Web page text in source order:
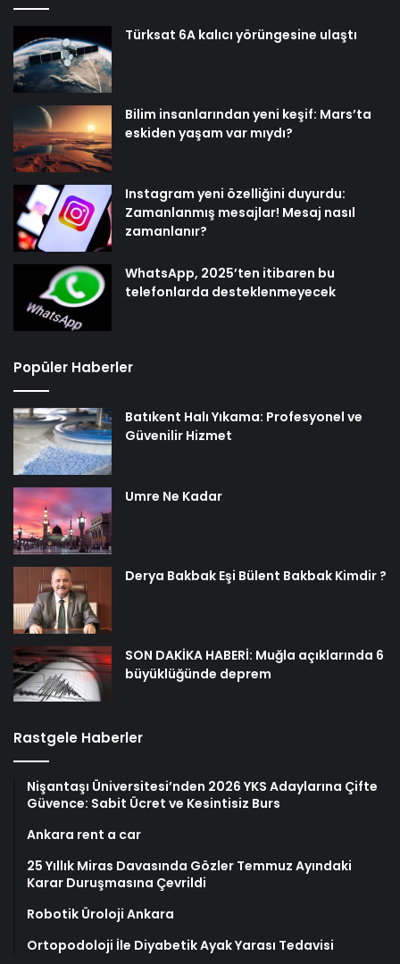
Türksat 6A kalıcı yörüngesine ulaştı
Bilim insanlarından yeni keşif: Mars’ta
eskiden yaşam var mıydı?
Instagram yeni özelliğini duyurdu:
Zamanlanmış mesajlar! Mesaj nasıl
zamanlanır?
WhatsApp, 2025’ten itibaren bu
telefonlarda desteklenmeyecek
Popüler Haberler
Batıkent Halı Yıkama: Profesyonel ve
Güvenilir Hizmet
Umre Ne Kadar
Derya Bakbak Eşi Bülent Bakbak Kimdir ?
SON DAKİKA HABERİ: Muğla açıklarında 6
büyüklüğünde deprem
Rastgele Haberler
Nişantaşı Üniversitesi’nden 2026 YKS Adaylarına Çifte
Güvence: Sabit Ücret ve Kesintisiz Burs
Ankara rent a car
25 Yıllık Miras Davasında Gözler Temmuz Ayındaki
Karar Duruşmasına Çevrildi
Robotik Üroloji Ankara
Ortopodoloji İle Diyabetik Ayak Yarası Tedavisi